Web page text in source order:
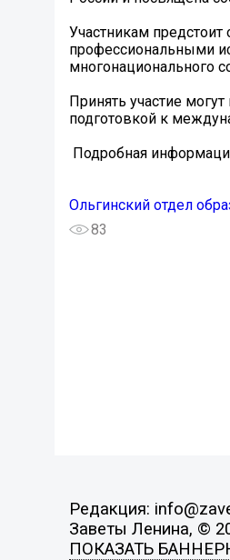
Участникам
профессиональными
многонационального
Принять участие
подготовкой к
Подробная
Ольгинский отдел
83
Редакция:
Заветы Ленина, ©
ПОКАЗАТЬ